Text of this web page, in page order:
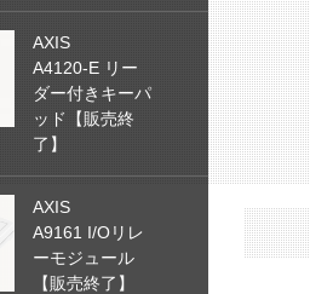
AXIS
A4120-E リー
ダー付きキーパ
ッド【販売終
了】
AXIS
A9161 I/Oリレ
ーモジュール
【販売終了】